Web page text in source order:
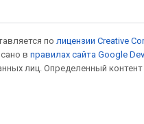
по лицензии Creative
в правилах сайта Google
лиц. Определенный